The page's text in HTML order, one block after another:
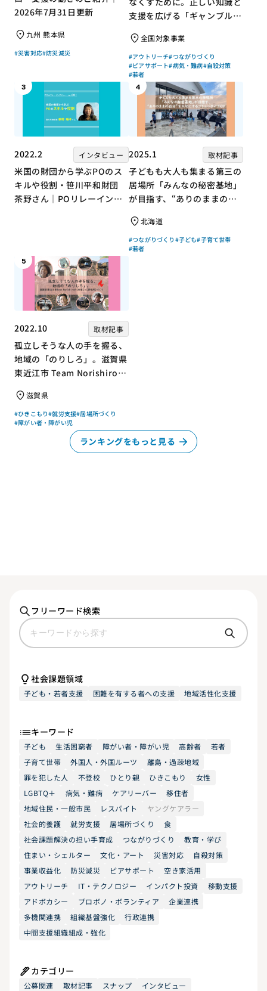
2026年7月31日更新
九州 熊本県
#災害対応#防災減災
支援を広げる「ギャンブル依
組み全国対象事業
#アウトリーチ#つながりづくり
#ピアサポート#病気・難病#自殺対策
#若者
3
2022.2 インタビュー
米国の財団から学ぶPOのス
キルや役割・笹川平和財団
茶野さん｜POリレーインタ
4
2025.1 取材記事
子どもも大人も集まる第三の
居場所「みんなの秘密基地」
が目指す、“ありのままの自
ィづくり
北海道
#つながりづくり #子ども#子育て世帯
#若者
5
2022.10 取材記事
孤立しそうな人の手を握る、
地域の「のりしろ」。滋賀県
東近江市 Team Norishiroの
滋賀県
#ひきこもり#就労支援#居場所づくり
#障がい者・障がい児
ランキングをもっと見る
フリーワード検索
社会課題領域
子ども・若者支援 困難を有する者への支援 地域活性化支援
キーワード
子ども 生活困窮者 障がい者・障がい児 高齢者
若者
子育て世帯
外国人・外国ルーツ
離島・過疎地域
罪を犯した人
不登校 ひとり親 ひきこもり
女性
LGBTQ＋
病気・難病 ケアリーバー
移住者
地域住民・一般市民
レスパイト
ヤングケアラー
社会的養護
就労支援 居場所づくり
食
社会課題解決の担い手育成
つながりづくり
教育・学び
住まい・シェルター
文化・アート 災害対応
自殺対策
事業収益化
防災減災 ピアサポート
空き家活用
アウトリーチ
IT・テクノロジー インパクト投資
移動支援
アドボカシー
プロボノ・ボランティア
企業連携
多機関連携
組織基盤強化
行政連携
中間支援組織組成・強化
カテゴリー
公募関連 取材記事 スナップ
インタビュー